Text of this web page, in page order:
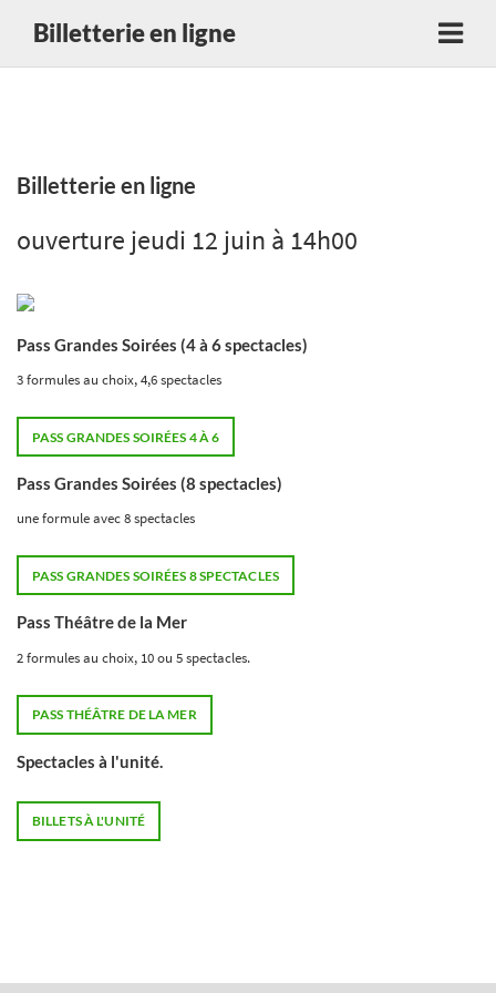
Billetterie en ligne
Billetterie en ligne
ouverture jeudi 12 juin à 14h00
Pass Grandes Soirées (4 à 6 spectacles)
3 formules au choix, 4,6 spectacles
PASS GRANDES SOIRÉES 4 À 6
Pass Grandes Soirées (8 spectacles)
une formule avec 8 spectacles
PASS GRANDES SOIRÉES 8 SPECTACLES
Pass Théâtre de la Mer
2 formules au choix, 10 ou 5 spectacles.
PASS THÉÂTRE DE LA MER
Spectacles à l'unité.
BILLETS À L'UNITÉ